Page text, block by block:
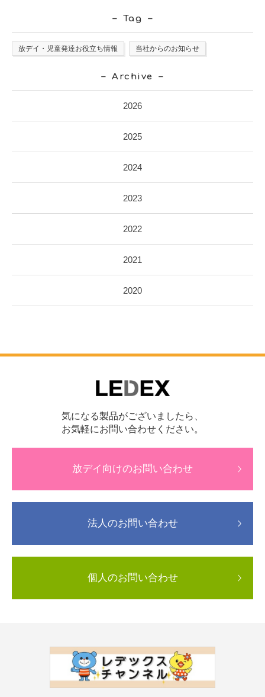
Tag
放デイ・児童発達お役立ち情報 当社からのお知らせ
Archive
2026
2025
2024
2023
2022
2021
2020
気になる製品がございましたら、
お気軽にお問い合わせください。
放デイ向けのお問い合わせ
法人のお問い合わせ
個人のお問い合わせ